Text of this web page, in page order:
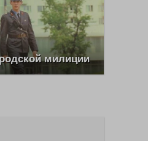
милиции